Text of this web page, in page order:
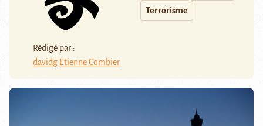
Rédigé par :
davidg Etienne Combier
Terrorisme